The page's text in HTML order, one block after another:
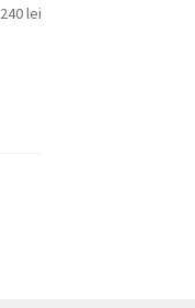
Preț
Preț
240 lei